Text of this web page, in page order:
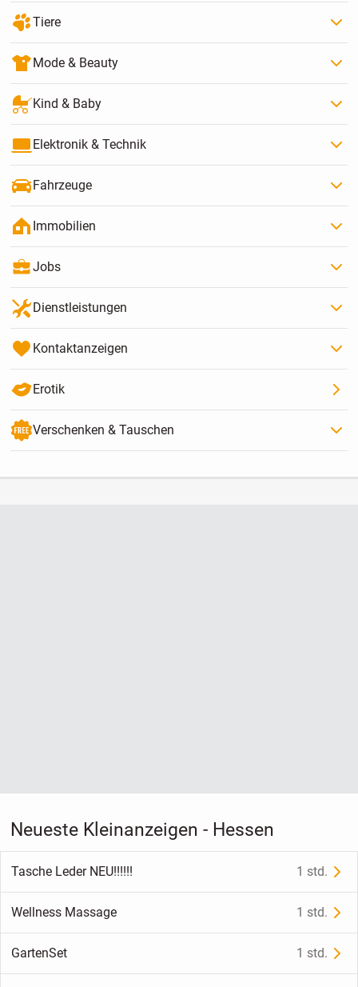
Tiere
Mode & Beauty
Kind & Baby
Elektronik & Technik
Fahrzeuge
Immobilien
Jobs
Dienstleistungen
Kontaktanzeigen
Erotik
Verschenken & Tauschen
Neueste Kleinanzeigen - Hessen
Tasche Leder NEU!!!!!! 1 std.
Wellness Massage 1 std.
GartenSet 1 std.